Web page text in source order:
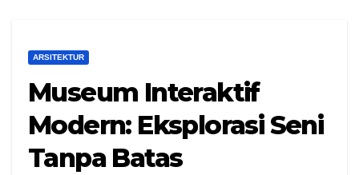
ARSITEKTUR
Museum Interaktif
Modern: Eksplorasi Seni
Tanpa Batas